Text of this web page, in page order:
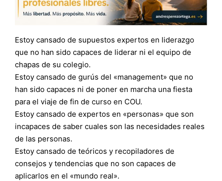
Estoy cansado de supuestos expertos en liderazgo
que no han sido capaces de liderar ni el equipo de
chapas de su colegio.
Estoy cansado de gurús del «management» que no
han sido capaces ni de poner en marcha una fiesta
para el viaje de fin de curso en COU.
Estoy cansado de expertos en «personas» que son
incapaces de saber cuales son las necesidades reales
de las personas.
Estoy cansado de teóricos y recopiladores de
consejos y tendencias que no son capaces de
aplicarlos en el «mundo real».